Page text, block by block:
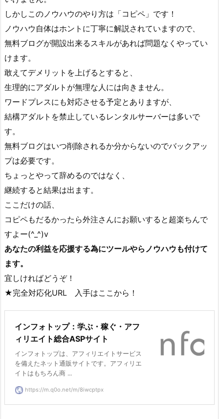
しかしこのノウハウのやり方は「コピペ」です！
ノウハウ自体はホントに丁寧に解説されていますので、
無料ブログが開設出来るスキルがあれば問題なくやってい
けます。
敢えてデメリットを上げるとすると、
生理的にアダルトが無理な人には向きません。
ワードプレスにも対応させる予定とありますが、
結構アダルトを禁止しているレンタルサーバーは多いで
す。
無料ブログはいつ削除されるか分からないのでバックアッ
プは必要です。
ちょっとやって辞めるのではなく、
継続すると結果は出ます。
ここだけの話、
コピペもだるかったら外注さんにお願いすると超楽ちんで
すよー(^_^)v
あなたの利益を応援する為にツールやらノウハウも付けて
ます。
宜しければどうぞ！
★完全対応化URL 入手はここから！
インフォトップ：学ぶ・稼ぐ・アフ
ィリエイト総合ASPサイト
インフォトップは、アフィリエイトサービス
を備えたネット通販サイトです。アフィリエ
イトはもちろん商 ...
https://m.q0o.net/m/8iwcptpx